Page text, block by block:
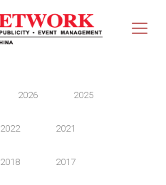
2026 2025
2022 2021
2018 2017